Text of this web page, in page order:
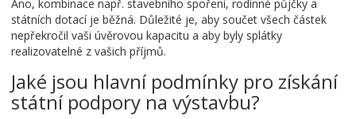
Ano, kombinace např. stavebního spoření, rodinné půjčky a
státních dotací je běžná. Důležité je, aby součet všech částek
nepřekročil vaši úvěrovou kapacitu a aby byly splátky
realizovatelné z vašich příjmů.
Jaké jsou hlavní podmínky pro získání
státní podpory na výstavbu?